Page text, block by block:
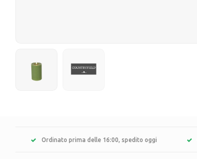
Ordinato prima delle 16:00, spedito oggi